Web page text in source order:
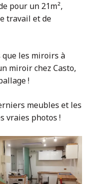
pour un 21m²,
travail et de
les miroirs à
miroir chez Casto,
!
meubles et les
vraies photos !